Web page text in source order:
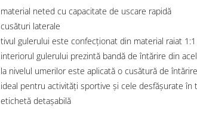
material neted cu capacitate de uscare rapidă
cusături laterale
tivul gulerului este confecţionat din material raiat 1:1
interiorul gulerului prezintă bandă de întărire din
la nivelul umerilor este aplicată o cusătură de întărire
ideal pentru activităţi sportive și cele desfășurate în
etichetă detașabilă